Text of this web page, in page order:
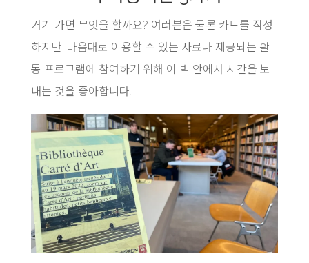
거기 가면 무엇을 할까요? 여러분은 물론 카드를 작성
하지만, 마음대로 이용할 수 있는 자료나 제공되는 활
동 프로그램에 참여하기 위해 이 벽 안에서 시간을 보
내는 것을 좋아합니다.